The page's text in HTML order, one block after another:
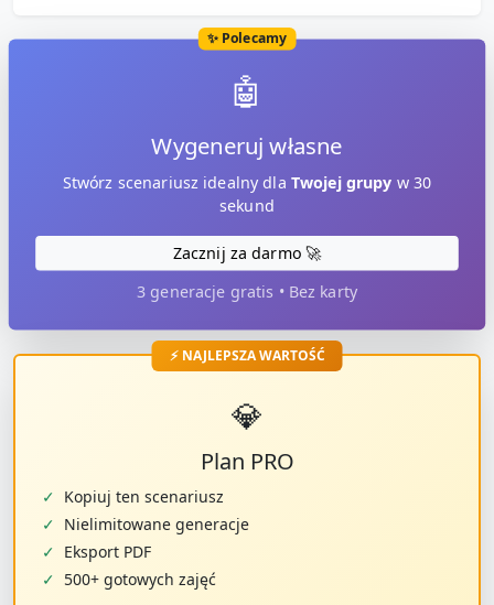
✨ Polecamy
🤖
Wygeneruj własne
Stwórz scenariusz idealny dla Twojej grupy w 30
sekund
Zacznij za darmo 🚀
3 generacje gratis • Bez karty
⚡ NAJLEPSZA WARTOŚĆ
💎
Plan PRO
✓ Kopiuj ten scenariusz
✓ Nielimitowane generacje
✓ Eksport PDF
✓ 500+ gotowych zajęć